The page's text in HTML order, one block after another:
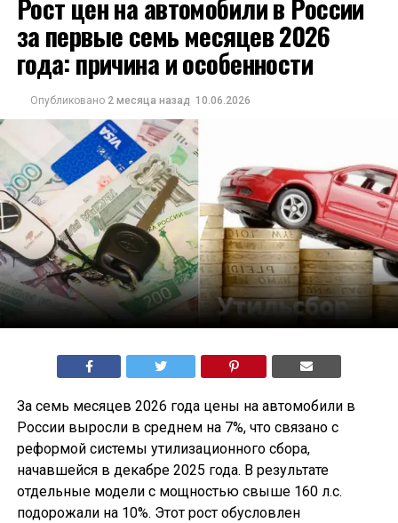
Рост цен на автомобили в России
за первые семь месяцев 2026
года: причина и особенности
Опубликовано 2 месяца назад 10.06.2026
За семь месяцев 2026 года цены на автомобили в
России выросли в среднем на 7%, что связано с
реформой системы утилизационного сбора,
начавшейся в декабре 2025 года. В результате
отдельные модели с мощностью свыше 160 л.с.
подорожали на 10%. Этот рост обусловлен